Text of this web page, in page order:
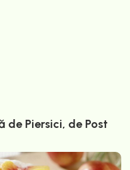
de Piersici, de Post